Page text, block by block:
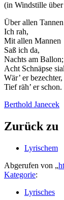
(in Windstille
Über allen Tannen
Ich rah,
Mit allen Mannen
Saß ich da,
Nachts am Ballon;
Acht Schnäpse
Wär’ er bezechter,
Tief räh’ er schon.
Berthold Janecek
Zurück zu
Lyrischem
Abgerufen von „
Kategorie:
Lyrisches